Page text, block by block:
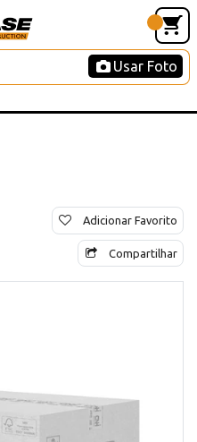
Usar Foto
Adicionar Favorito
Compartilhar